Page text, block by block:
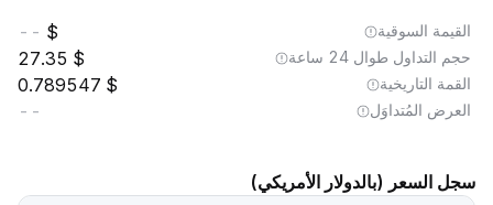
القيمة السوقية --
حجم التداول طوال 24 ساعة 27.35
القمة التاريخية 0.789547
العرض المُتداوَل --
سجل السعر (بالدولار الأمريكي)